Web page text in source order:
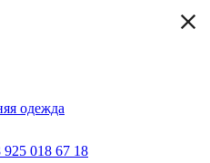
одежда
925 018 67 18